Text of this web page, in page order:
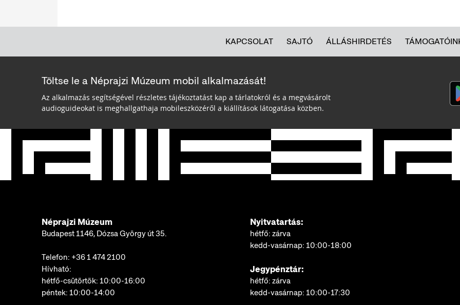
KAPCSOLAT SAJTÓ ÁLLÁSHIRDETÉS
Töltse le a Néprajzi Múzeum mobil alkalmazását!
Az alkalmazás segítségével részletes tájékoztatást kap a tárlatokról és a megvásárolt
audioguideokat is meghallgathaja mobileszközéről a kiállítások látogatása közben.
Néprajzi Múzeum
Budapest 1146, Dózsa György út 35.
Telefon: +36 1 474 2100
Hívható:
hétfő-csütörtök: 10:00-16:00
péntek: 10:00-14:00
Nyitvatartás:
hétfő: zárva
kedd-vasárnap: 10:00-18:00
Jegypénztár:
hétfő: zárva
kedd-vasárnap: 10:00-17:30